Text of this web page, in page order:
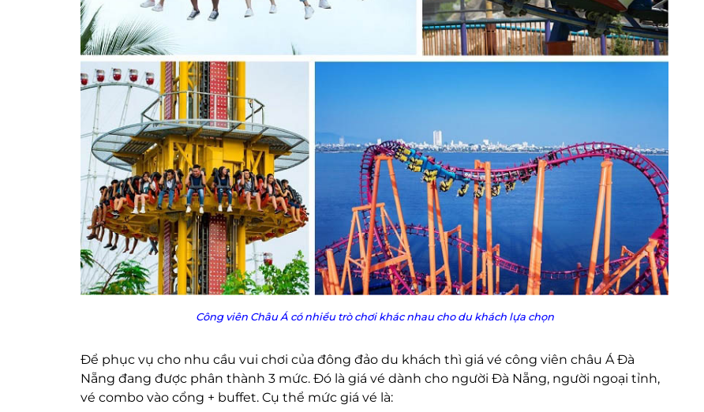
Công viên Châu Á có nhiều trò chơi khác nhau cho du khách lựa chọn
Để phục vụ cho nhu cầu vui chơi của đông đảo du khách thì giá vé công viên châu Á Đà
Nẵng đang được phân thành 3 mức. Đó là giá vé dành cho người Đà Nẵng, người ngoại tỉnh,
vé combo vào cổng + buffet. Cụ thể mức giá vé là: